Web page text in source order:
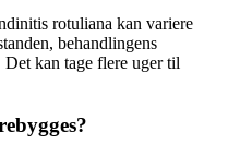
rotuliana kan variere
behandlingens
kan tage flere uger til